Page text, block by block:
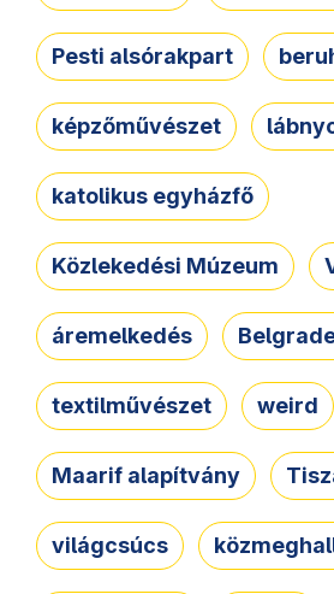
Pesti alsórakpart
képzőművészet
katolikus egyházfő
Közlekedési Múzeum
áremelkedés
textilművészet weird
Maarif alapítvány
világcsúcs